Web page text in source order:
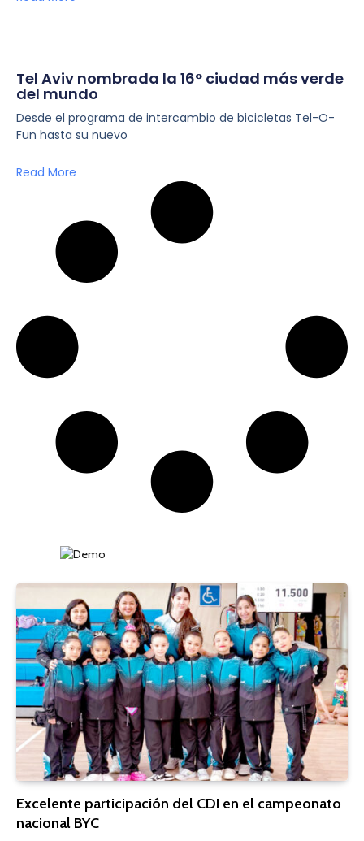
Tel Aviv nombrada la 16° ciudad más verde
del mundo
Desde el programa de intercambio de bicicletas Tel-O-
Fun hasta su nuevo
Read More
Excelente participación del CDI en el campeonato
nacional BYC